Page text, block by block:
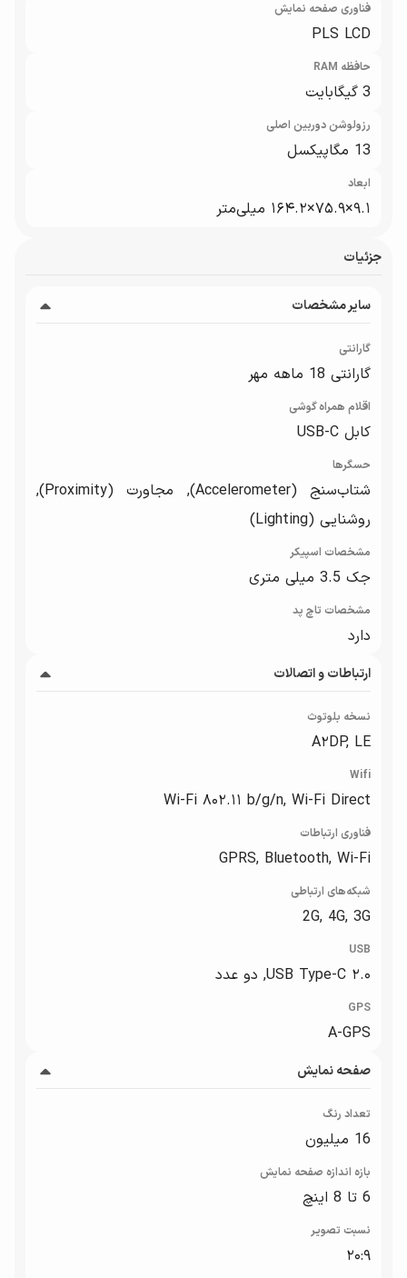
فناوری صفحه‌ نمایش
PLS LCD
حافظه RAM
3 گیگابایت
رزولوشن دوربین اصلی
13 مگاپیکسل
ابعاد
۹.۱×۷۵.۹×۱۶۴.۲ میلی‌متر
جزئیات
سایر مشخصات
گارانتی
گارانتی 18 ماهه مهر
اقلام همراه گوشی
کابل USB-C
حسگرها
شتاب‌سنج (Accelerometer), مجاورت (Proximity),
روشنایی (Lighting)
مشخصات اسپیکر
جک 3.5 میلی متری
مشخصات تاچ پد
دارد
ارتباطات و اتصالات
نسخه بلوتوث
A۲DP, LE
Wifi
Wi-Fi ۸۰۲.۱۱ b/g/n, Wi-Fi Direct
فناوری ارتباطات
GPRS, Bluetooth, Wi-Fi
شبکه‌های ارتباطی
2G, 4G, 3G
USB
USB Type-C ۲.۰, دو عدد
GPS
A-GPS
صفحه نمایش
تعداد رنگ
16 میلیون
بازه‌ اندازه صفحه نمایش
6 تا 8 اینچ
نسبت تصویر
۲۰:۹